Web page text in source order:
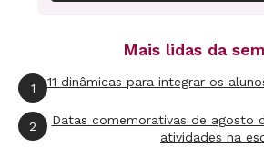
orientação de alguém. Pode
Mas pode também ser o
descoberta, caso o jovem se
Mais lidas da
1 11 dinâmicas para integrar os
2
Datas comemorativas de agosto
atividades na